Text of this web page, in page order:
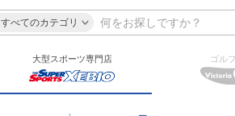
すべてのカテゴリ
大型スポーツ専門店 ゴル